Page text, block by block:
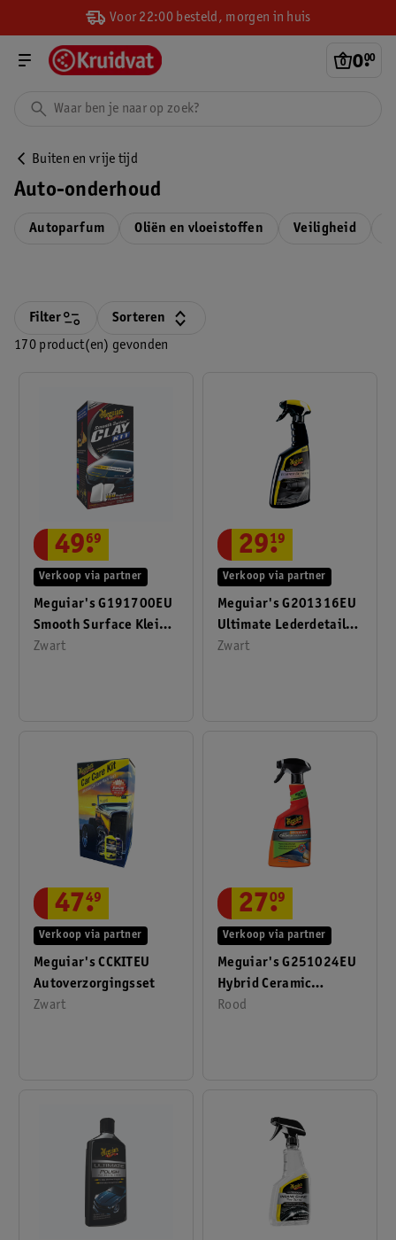
Voor 22:00 besteld, morgen in huis
0.
00
Buiten en vrije tijd
Auto-onderhoud
Autoparfum Oliën en vloeistoffen Veiligheid
170 product(en) gevonden
Filter Sorteren
Meguiar's G191700EU
Smooth Surface Klei
Set
Zwart
Verkoop via partner
49.
69
Meguiar's G201316EU
Ultimate Lederdetailer
473 Ml Spray
Zwart
Verkoop via partner
29.
19
Meguiar's CCKITEU
Autoverzorgingsset
Zwart
Verkoop via partner
47.
49
Meguiar's G251024EU
Hybrid Ceramic
Waterloos Wassen En
Rood
Verkoop via partner
27.
09